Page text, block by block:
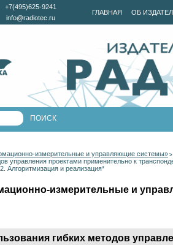
ГЛАВНАЯ ОБ
+7(495)625-9241
info@radiotec.ru
измерительные и управляющие системы» >
управления проектами применительно к
Алгоритмизация и реализация*
измерительные и
гибких методов